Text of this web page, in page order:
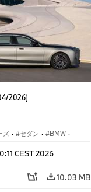
2026)
ズ · セダン · BMW ·
CEST 2026
10.03 MB